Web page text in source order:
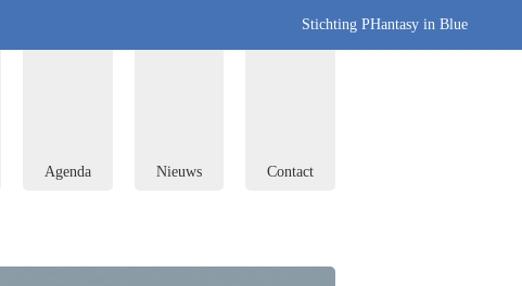
Stichting PHantasy in Blue
Agenda Nieuws Contact